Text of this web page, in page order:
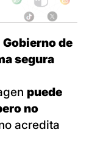
Gobierno de
segura
puede
no
acredita